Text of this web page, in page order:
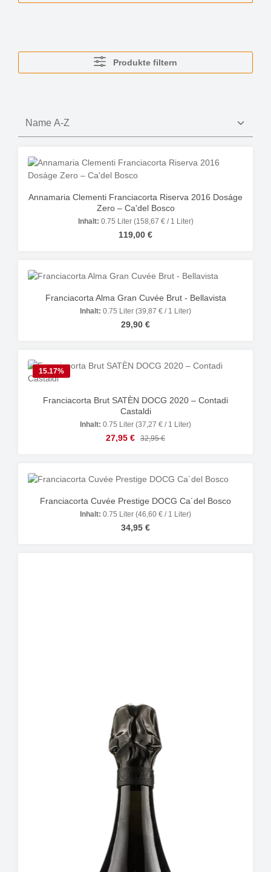
Produkte filtern
Annamaria Clementi Franciacorta Riserva 2016 Doságe
Zero – Ca'del Bosco
Inhalt: 0.75 Liter (158,67 € / 1 Liter)
Regulärer Preis:
119,00 €
Franciacorta Alma Gran Cuvée Brut - Bellavista
Inhalt: 0.75 Liter (39,87 € / 1 Liter)
Regulärer Preis:
29,90 €
15.17%
Franciacorta Brut SATÈN DOCG 2020 – Contadi
Castaldi
Inhalt: 0.75 Liter (37,27 € / 1 Liter)
Verkaufspreis:
27,95 € Regulärer Preis:
32,95 €
Franciacorta Cuvée Prestige DOCG Ca´del Bosco
Inhalt: 0.75 Liter (46,60 € / 1 Liter)
Regulärer Preis:
34,95 €